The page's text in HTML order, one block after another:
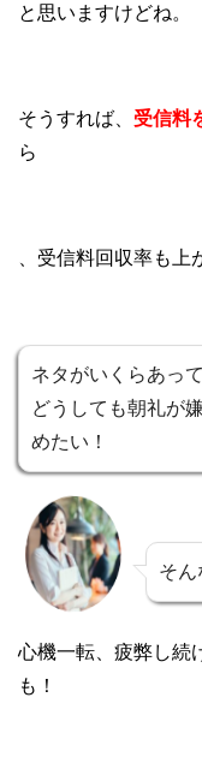
と思いますけどね。
そうすれば、 受信料
ら
、受信料回収率も上
ネタがいくらあっ
どうしても朝礼が
めたい！
そ
心機一転、疲弊し続
も！